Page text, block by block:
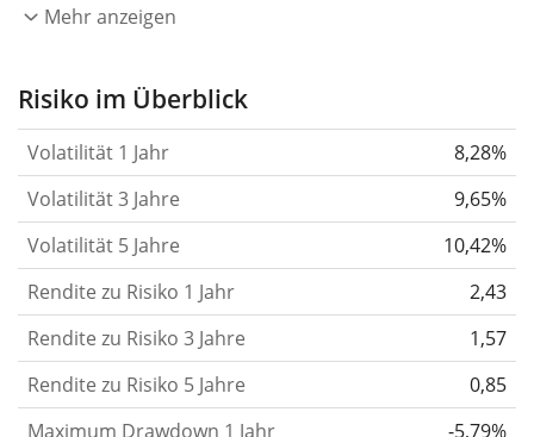
eines Jahres wider.
Aktie, des ETF, usw.) in der Vergangenheit
gelten im Allgemeinen als risikoreicher. Wir
berechnen die Volatilität auf Basis der Daten der
letzten 1, 3 und 5 Jahre, damit du sehen kannst, ob
die Kursschwankungen im Laufe der Zeit stärker
oder schwächer wurden. Weitere Informationen
findest du in unserem Artikel:
Risikomaß.
Rendite pro Risikofür Zeiträume von 1, 3 und 5
Mehr anzeigen
Risiko im Überblick
Volatilität 1 Jahr
8,28%
Volatilität 3 Jahre
9,65%
Volatilität 5 Jahre
10,42%
Rendite zu Risiko 1 Jahr
2,43
Rendite zu Risiko 3 Jahre
1,57
Rendite zu Risiko 5 Jahre
0,85
Maximum Drawdown 1 Jahr
-5,79%